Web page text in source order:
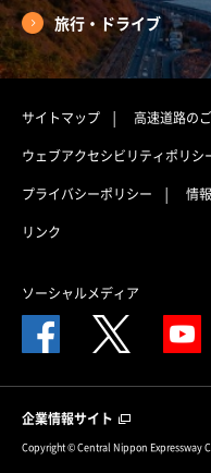
旅行・ドライブ
サイトマップ 高速道路の
ウェブアクセシビリティポリシ
プライバシーポリシー
情
リンク
ソーシャルメディア
企業情報サイト
Copyright © Central Nippon Expressway